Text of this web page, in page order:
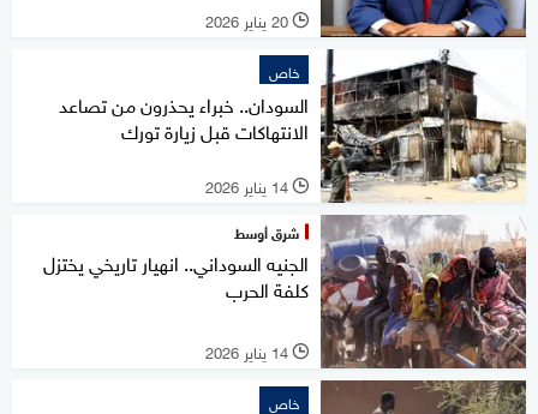
l 20 يناير 2026
خاص
السودان.. خبراء يحذرون من تصاعد
الانتهاكات قبل زيارة تورك
l 14 يناير 2026
شرق أوسط
الجنيه السوداني.. انهيار تاريخي يختزل
كلفة الحرب
l 14 يناير 2026
خاص